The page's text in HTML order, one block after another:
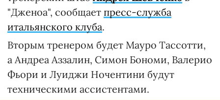
"Дженоа", сообщает пресс-служба
итальянского клуба.
Вторым тренером будет Мауро Тассотти,
а Андреа Аззалин, Симон Бономи, Валерио
Фьори и Луиджи Ночентини будут
техническими ассистентами.